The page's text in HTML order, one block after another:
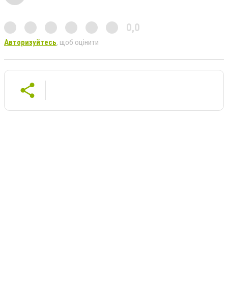
0,0
Авторизуйтесь, щоб оцінити